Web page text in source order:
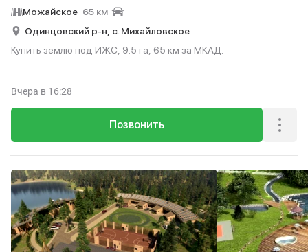
Можайское 65 км
Одинцовский р-н, с. Михайловское
Купить землю под ИЖС, 9.5 га, 65 км за МКАД.
Позвонить
Вчера в 16:28